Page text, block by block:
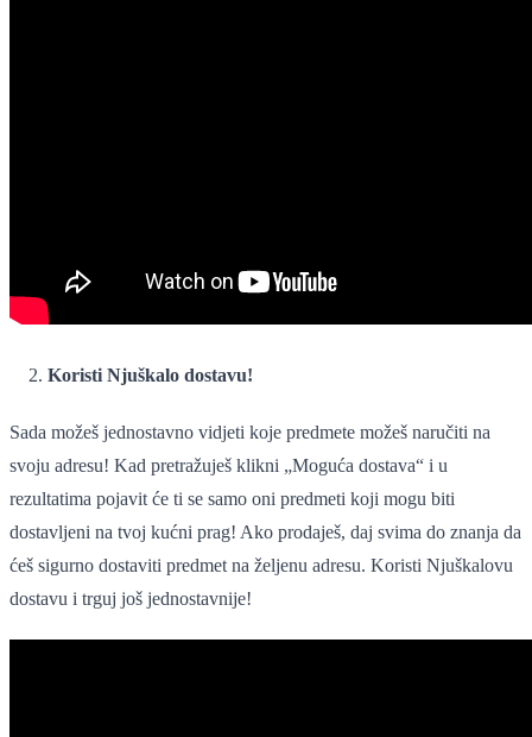
Koristi Njuškalo dostavu!
Sada možeš jednostavno vidjeti koje predmete možeš naručiti na
svoju adresu! Kad pretražuješ klikni „Moguća dostava“ i u
rezultatima pojavit će ti se samo oni predmeti koji mogu biti
dostavljeni na tvoj kućni prag! Ako prodaješ, daj svima do znanja da
ćeš sigurno dostaviti predmet na željenu adresu. Koristi Njuškalovu
dostavu i trguj još jednostavnije!